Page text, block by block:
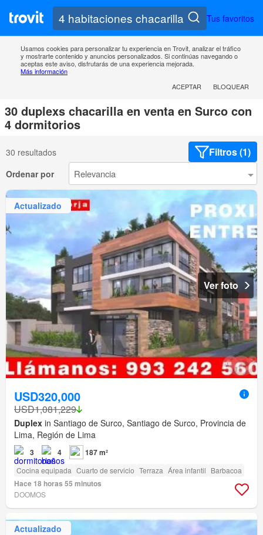
Tus favoritos
Usamos cookies para personalizar tu experiencia en Trovit, analizar el tráfico
y mostrarte contenido y anuncios personalizados. Si continúas navegando o
aceptas este aviso, disfrutarás de una experiencia mejorada.
Más información
ACEPTAR
BLOQUEAR
30 duplexs chacarilla en venta en Surco con
4 dormitorios
30 resultados Filtros (1)
Ordenar por
Actualizado
Ver foto
USD320,000
USD1,081,229
Duplex in Santiago de Surco, Santiago de Surco, Provincia de
Lima, Región de Lima
3 4 187 m²
Cocina equipada Cuarto de servicio Terraza Área infantil Barbacoa
Hace 18 horas 55 minutos
DOOMOS
Actualizado